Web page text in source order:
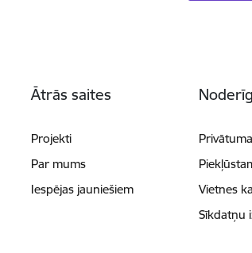
Ātrās saites
Projekti
Par mums
Iespējas jauniešiem
Vietnes
Sīkdatņu